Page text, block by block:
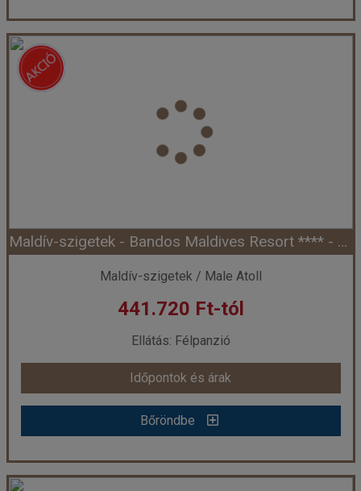
Maldív-szigetek - Filitheyo Island Resort ***** - Faafu Atoll (Egyéni) *****
Város:Faafu Atoll
Utazás módja:
Egyénileg
Félpanzió
Szálláskategória: Hotel *****
Superior villa, 2 felnőtt
Időpont: 2027-05-01 | 7 éj
már 425.335 Ft-tól
Időpontok és árak
Bőröndbe
Maldív-szigetek - Bandos Maldives Resort **** - North Male Atoll (Egyéni) ****+
Maldív-szigetek / Male Atoll
441.720 Ft-tól
Ellátás: Félpanzió
Időpontok és árak
Bőröndbe
Maldív-szigetek - Bandos Maldives Resort **** - North Male Atoll (Egyéni) ****+